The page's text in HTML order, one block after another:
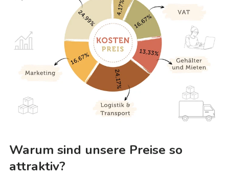
Warum sind unsere Preise so
attraktiv?